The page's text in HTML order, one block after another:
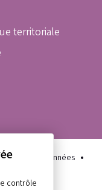
territoriale
des données
légales
contrôle